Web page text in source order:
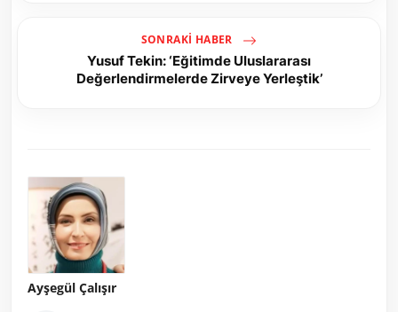
SONRAKI HABER
Yusuf Tekin: ‘Eğitimde Uluslararası
Değerlendirmelerde Zirveye Yerleştik’
Ayşegül Çalışır